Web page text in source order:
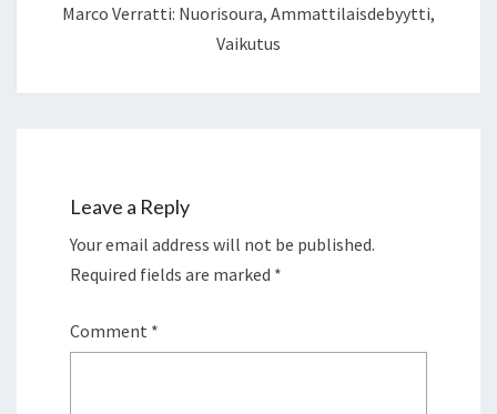
Marco Verratti: Nuorisoura, Ammattilaisdebyytti,
Vaikutus
Leave a Reply
Your email address will not be published.
Required fields are marked *
Comment *